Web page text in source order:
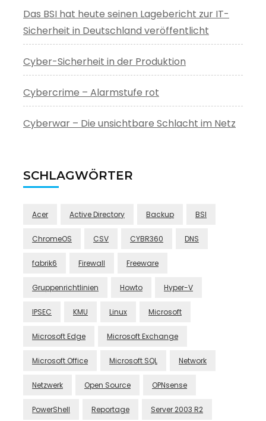
Das BSI hat heute seinen Lagebericht zur IT-
Sicherheit in Deutschland veröffentlicht
Cyber-Sicherheit in der Produktion
Cybercrime – Alarmstufe rot
Cyberwar – Die unsichtbare Schlacht im Netz
SCHLAGWÖRTER
Acer Active Directory Backup BSI
ChromeOS CSV CYBR360 DNS
fabrik6 Firewall Freeware
Gruppenrichtlinien Howto Hyper-V
IPSEC KMU Linux Microsoft
Microsoft Edge Microsoft Exchange
Microsoft Office Microsoft SQL Network
Netzwerk Open Source OPNsense
PowerShell Reportage Server 2003 R2